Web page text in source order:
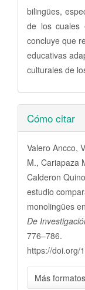
bilingües,
de los cuales
concluye que
educativas
culturales de
Detalles
del
artículo
Cómo citar
Valero Ancco,
M., Cariapaza
Calderon
estudio
monolingües
De
776–786.
https://doi.org/
Más